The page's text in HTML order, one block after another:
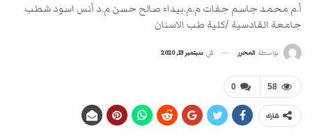
أ.م محمد جاسم جفات م.م.بيداء صالح حسن م.د أنس اسود شطب
جامعة القادسية /كلية طب الاسنان
بواسطة المحرر في سبتمبر 13, 2020
0 58
شارك